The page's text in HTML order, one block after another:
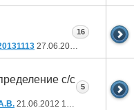
27.06.2012
16
с/с
21.06.2012 13:23
5